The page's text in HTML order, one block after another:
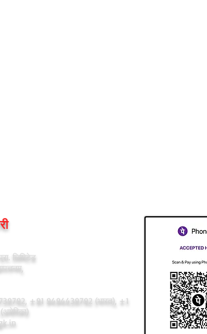
लिमिटेड
+91 9494439792 (भारत), +1